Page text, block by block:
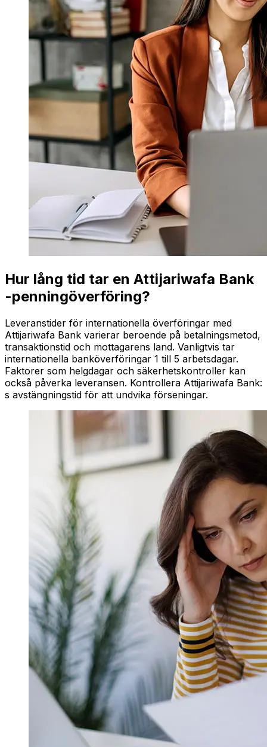
Hur lång tid tar en Attijariwafa Bank
-penningöverföring?
Leveranstider för internationella överföringar med
Attijariwafa Bank varierar beroende på betalningsmetod,
transaktionstid och mottagarens land. Vanligtvis tar
internationella banköverföringar 1 till 5 arbetsdagar.
Faktorer som helgdagar och säkerhetskontroller kan
också påverka leveransen. Kontrollera Attijariwafa Bank:
s avstängningstid för att undvika förseningar.